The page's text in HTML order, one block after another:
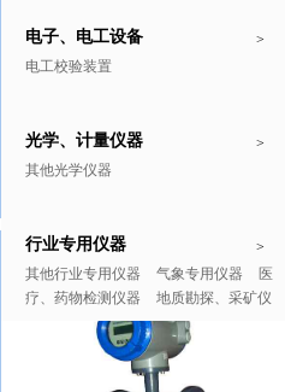
>
电子、电工设备
电工校验装置
>
光学、计量仪器
其他光学仪器
>
行业专用仪器
其他行业专用仪器 气象专用仪器
医
疗、药物检测仪器
地质勘探、采矿仪
推广商品 更多>>